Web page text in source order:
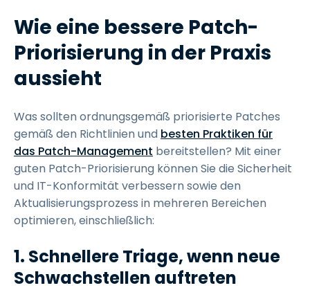
Wie eine bessere Patch-
Priorisierung in der Praxis
aussieht
Was sollten ordnungsgemäß priorisierte Patches
gemäß den Richtlinien und besten Praktiken für
das Patch-Management bereitstellen? Mit einer
guten Patch-Priorisierung können Sie die Sicherheit
und IT-Konformität verbessern sowie den
Aktualisierungsprozess in mehreren Bereichen
optimieren, einschließlich:
1. Schnellere Triage, wenn neue
Schwachstellen auftreten